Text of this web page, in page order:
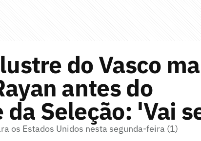
do Vasco
antes do
Seleção: 'Vai
os Estados Unidos nesta segunda-feira (1)